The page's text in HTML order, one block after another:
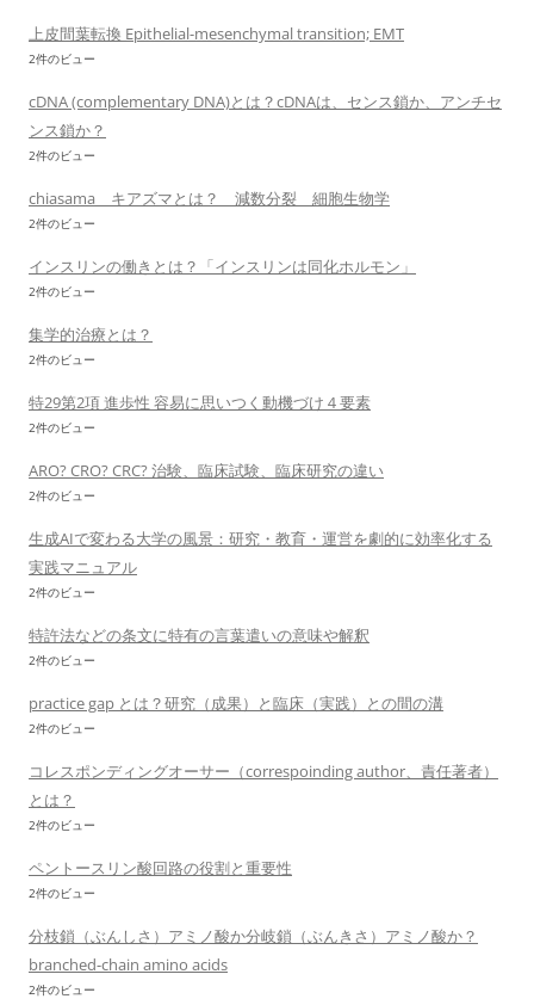
上皮間葉転換 Epithelial-mesenchymal transition; EMT
2件のビュー
cDNA (complementary DNA)とは？cDNAは、センス鎖か、アンチセ
ンス鎖か？
2件のビュー
chiasama キアズマとは？ 減数分裂 細胞生物学
2件のビュー
インスリンの働きとは？「インスリンは同化ホルモン」
2件のビュー
集学的治療とは？
2件のビュー
特29第2項 進歩性 容易に思いつく動機づけ４要素
2件のビュー
ARO? CRO? CRC? 治験、臨床試験、臨床研究の違い
2件のビュー
生成AIで変わる大学の風景：研究・教育・運営を劇的に効率化する
実践マニュアル
2件のビュー
特許法などの条文に特有の言葉遣いの意味や解釈
2件のビュー
practice gap とは？研究（成果）と臨床（実践）との間の溝
2件のビュー
コレスポンディングオーサー（correspoinding author、責任著者）
とは？
2件のビュー
ペントースリン酸回路の役割と重要性
2件のビュー
分枝鎖（ぶんしさ）アミノ酸か分岐鎖（ぶんきさ）アミノ酸か？
branched-chain amino acids
2件のビュー